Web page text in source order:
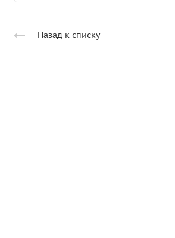
Назад к списку